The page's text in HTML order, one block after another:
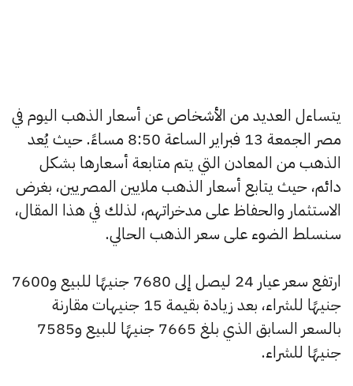
يتساءل العديد من الأشخاص عن أسعار الذهب اليوم في
مصر الجمعة 13 فبراير الساعة 8:50 مساءً. حيث يُعد
الذهب من المعادن التي يتم متابعة أسعارها بشكل
دائم، حيث يتابع أسعار الذهب ملايين المصريين، بغرض
الاستثمار والحفاظ على مدخراتهم، لذلك في هذا المقال،
سنسلط الضوء على سعر الذهب الحالي.
ارتفع سعر عيار 24 ليصل إلى 7680 جنيهًا للبيع و7600
جنيهًا للشراء، بعد زيادة بقيمة 15 جنيهات مقارنة
بالسعر السابق الذي بلغ 7665 جنيهًا للبيع و7585
جنيهًا للشراء.